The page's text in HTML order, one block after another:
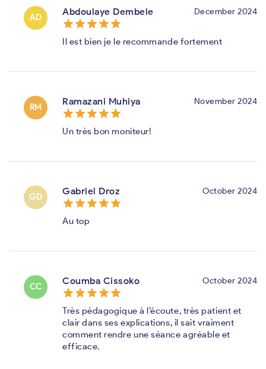
AD
Abdoulaye Dembele
star_border
star star_border
star star_border
star star_border
star star_border
star
December 2024
Il est bien je le recommande fortement
RM
Ramazani Muhiya
star_border
star star_border
star star_border
star star_border
star star_border
star
November 2024
Un très bon moniteur!
GD
Gabriel Droz
star_border
star star_border
star star_border
star star_border
star star_border
star
October 2024
Au top
CC
Coumba Cissoko
star_border
star star_border
star star_border
star star_border
star star_border
star
October 2024
Très pédagogique à l’écoute, très patient et
clair dans ses explications, il sait vraiment
comment rendre une séance agréable et
efficace.